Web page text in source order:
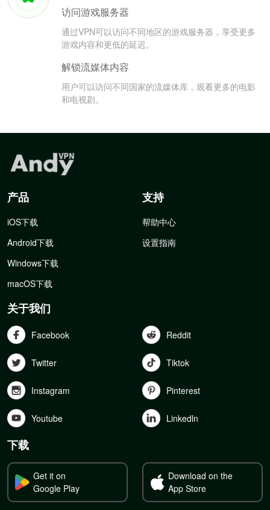
访问游戏服务器
通过VPN可以访问不同地区的游戏服务器，享受更多
游戏内容和更低的延迟。
解锁流媒体内容
用户可以访问不同国家的流媒体库，观看更多的电影
和电视剧。
产品
iOS下载
Android下载
Windows下载
macOS下载
支持
帮助中心
设置指南
关于我们
Facebook Reddit
Twitter Tiktok
Instagram Pinterest
Youtube Linkedln
下载
Get it on
Google Play
Download on the
App Store